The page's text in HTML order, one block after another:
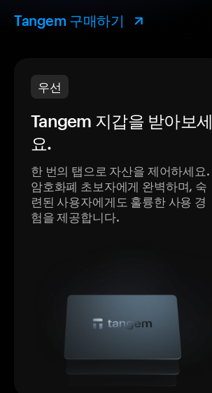
Tangem 구매하기
우선
Tangem 지갑을 받아보세
요.
한 번의 탭으로 자산을 제어하세요.
암호화폐 초보자에게 완벽하며, 숙
련된 사용자에게도 훌륭한 사용 경
험을 제공합니다.